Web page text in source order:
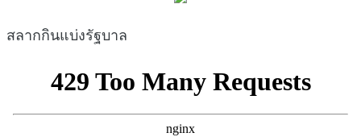
สลากกินแบ่งรัฐบาล